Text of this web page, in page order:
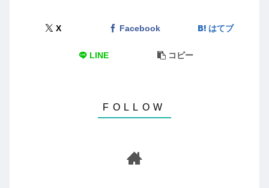
X Facebook はてブ
LINE コピー